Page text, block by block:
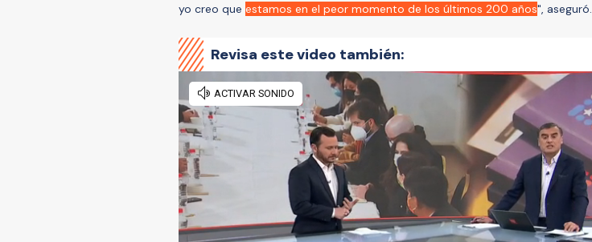
yo creo que estamos en el peor momento de los últimos 200 años", aseguró.
Revisa este video también: